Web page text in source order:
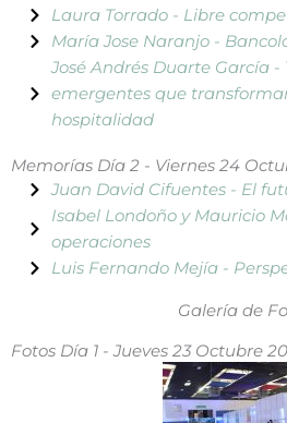
Laura Torrado - Libre
María Jose Naranjo -
José Andrés Duarte García -
emergentes que
hospitalidad
Memorías Día 2 - Viernes 24
Juan David Cifuentes - El
Isabel Londoño y Mauricio
operaciones
Luis Fernando Mejía -
Galería de
Fotos Día 1 - Jueves 23 Octubre